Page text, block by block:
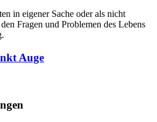
in eigener Sache oder als nicht
Fragen und Problemen des Lebens
Auge